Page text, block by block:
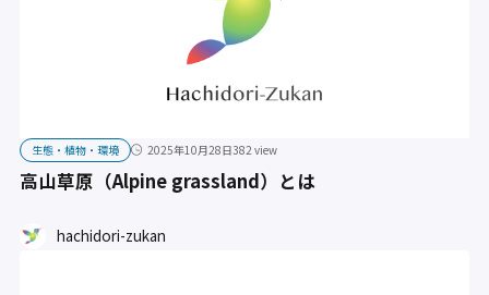
生態・植物・環境 2025年10月28日382 view
高山草原（Alpine grassland）とは
hachidori-zukan